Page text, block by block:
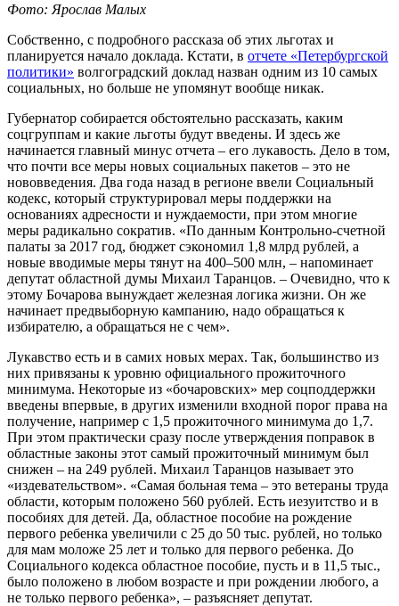
Фото: Ярослав Малых
Собственно, с подробного рассказа об этих льготах и
планируется начало доклада. Кстати, в отчете «Петербургской
политики» волгоградский доклад назван одним из 10 самых
социальных, но больше не упомянут вообще никак.
Губернатор собирается обстоятельно рассказать, каким
соцгруппам и какие льготы будут введены. И здесь же
начинается главный минус отчета – его лукавость. Дело в том,
что почти все меры новых социальных пакетов – это не
нововведения. Два года назад в регионе ввели Социальный
кодекс, который структурировал меры поддержки на
основаниях адресности и нуждаемости, при этом многие
меры радикально сократив. «По данным Контрольно-счетной
палаты за 2017 год, бюджет сэкономил 1,8 млрд рублей, а
новые вводимые меры тянут на 400–500 млн, – напоминает
депутат областной думы Михаил Таранцов. – Очевидно, что к
этому Бочарова вынуждает железная логика жизни. Он же
начинает предвыборную кампанию, надо обращаться к
избирателю, а обращаться не с чем».
Лукавство есть и в самих новых мерах. Так, большинство из
них привязаны к уровню официального прожиточного
минимума. Некоторые из «бочаровских» мер соцподдержки
введены впервые, в других изменили входной порог права на
получение, например с 1,5 прожиточного минимума до 1,7.
При этом практически сразу после утверждения поправок в
областные законы этот самый прожиточный минимум был
снижен – на 249 рублей. Михаил Таранцов называет это
«издевательством». «Самая больная тема – это ветераны труда
области, которым положено 560 рублей. Есть иезуитство и в
пособиях для детей. Да, областное пособие на рождение
первого ребенка увеличили с 25 до 50 тыс. рублей, но только
для мам моложе 25 лет и только для первого ребенка. До
Социального кодекса областное пособие, пусть и в 11,5 тыс.,
было положено в любом возрасте и при рождении любого, а
не только первого ребенка», – разъясняет депутат.